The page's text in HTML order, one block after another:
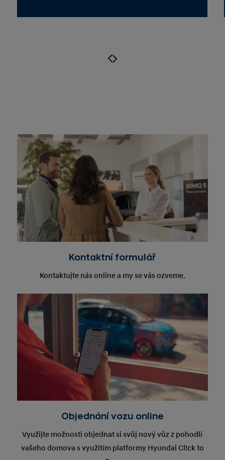
Kontaktní formulář
Kontaktujte nás online a my se vás ozveme.
Objednání vozu online
Využijte možnosti objednat si svůj nový vůz z pohodlí
vašeho domova s využitím platformy Hyundai Cl!ck to